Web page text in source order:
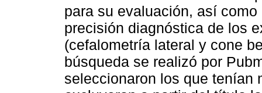
para su evaluación, así
precisión diagnóstica de los
(cefalometría lateral y cone
búsqueda se realizó por
seleccionaron los que tenían